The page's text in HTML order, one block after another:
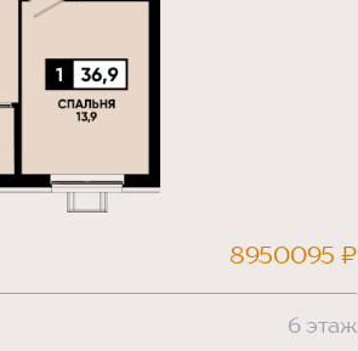
8950095 ₽
6 этаж